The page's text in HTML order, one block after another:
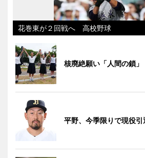
花巻東が２回戦へ 高校野球
核廃絶願い「人間の鎖
平野、今季限りで現役